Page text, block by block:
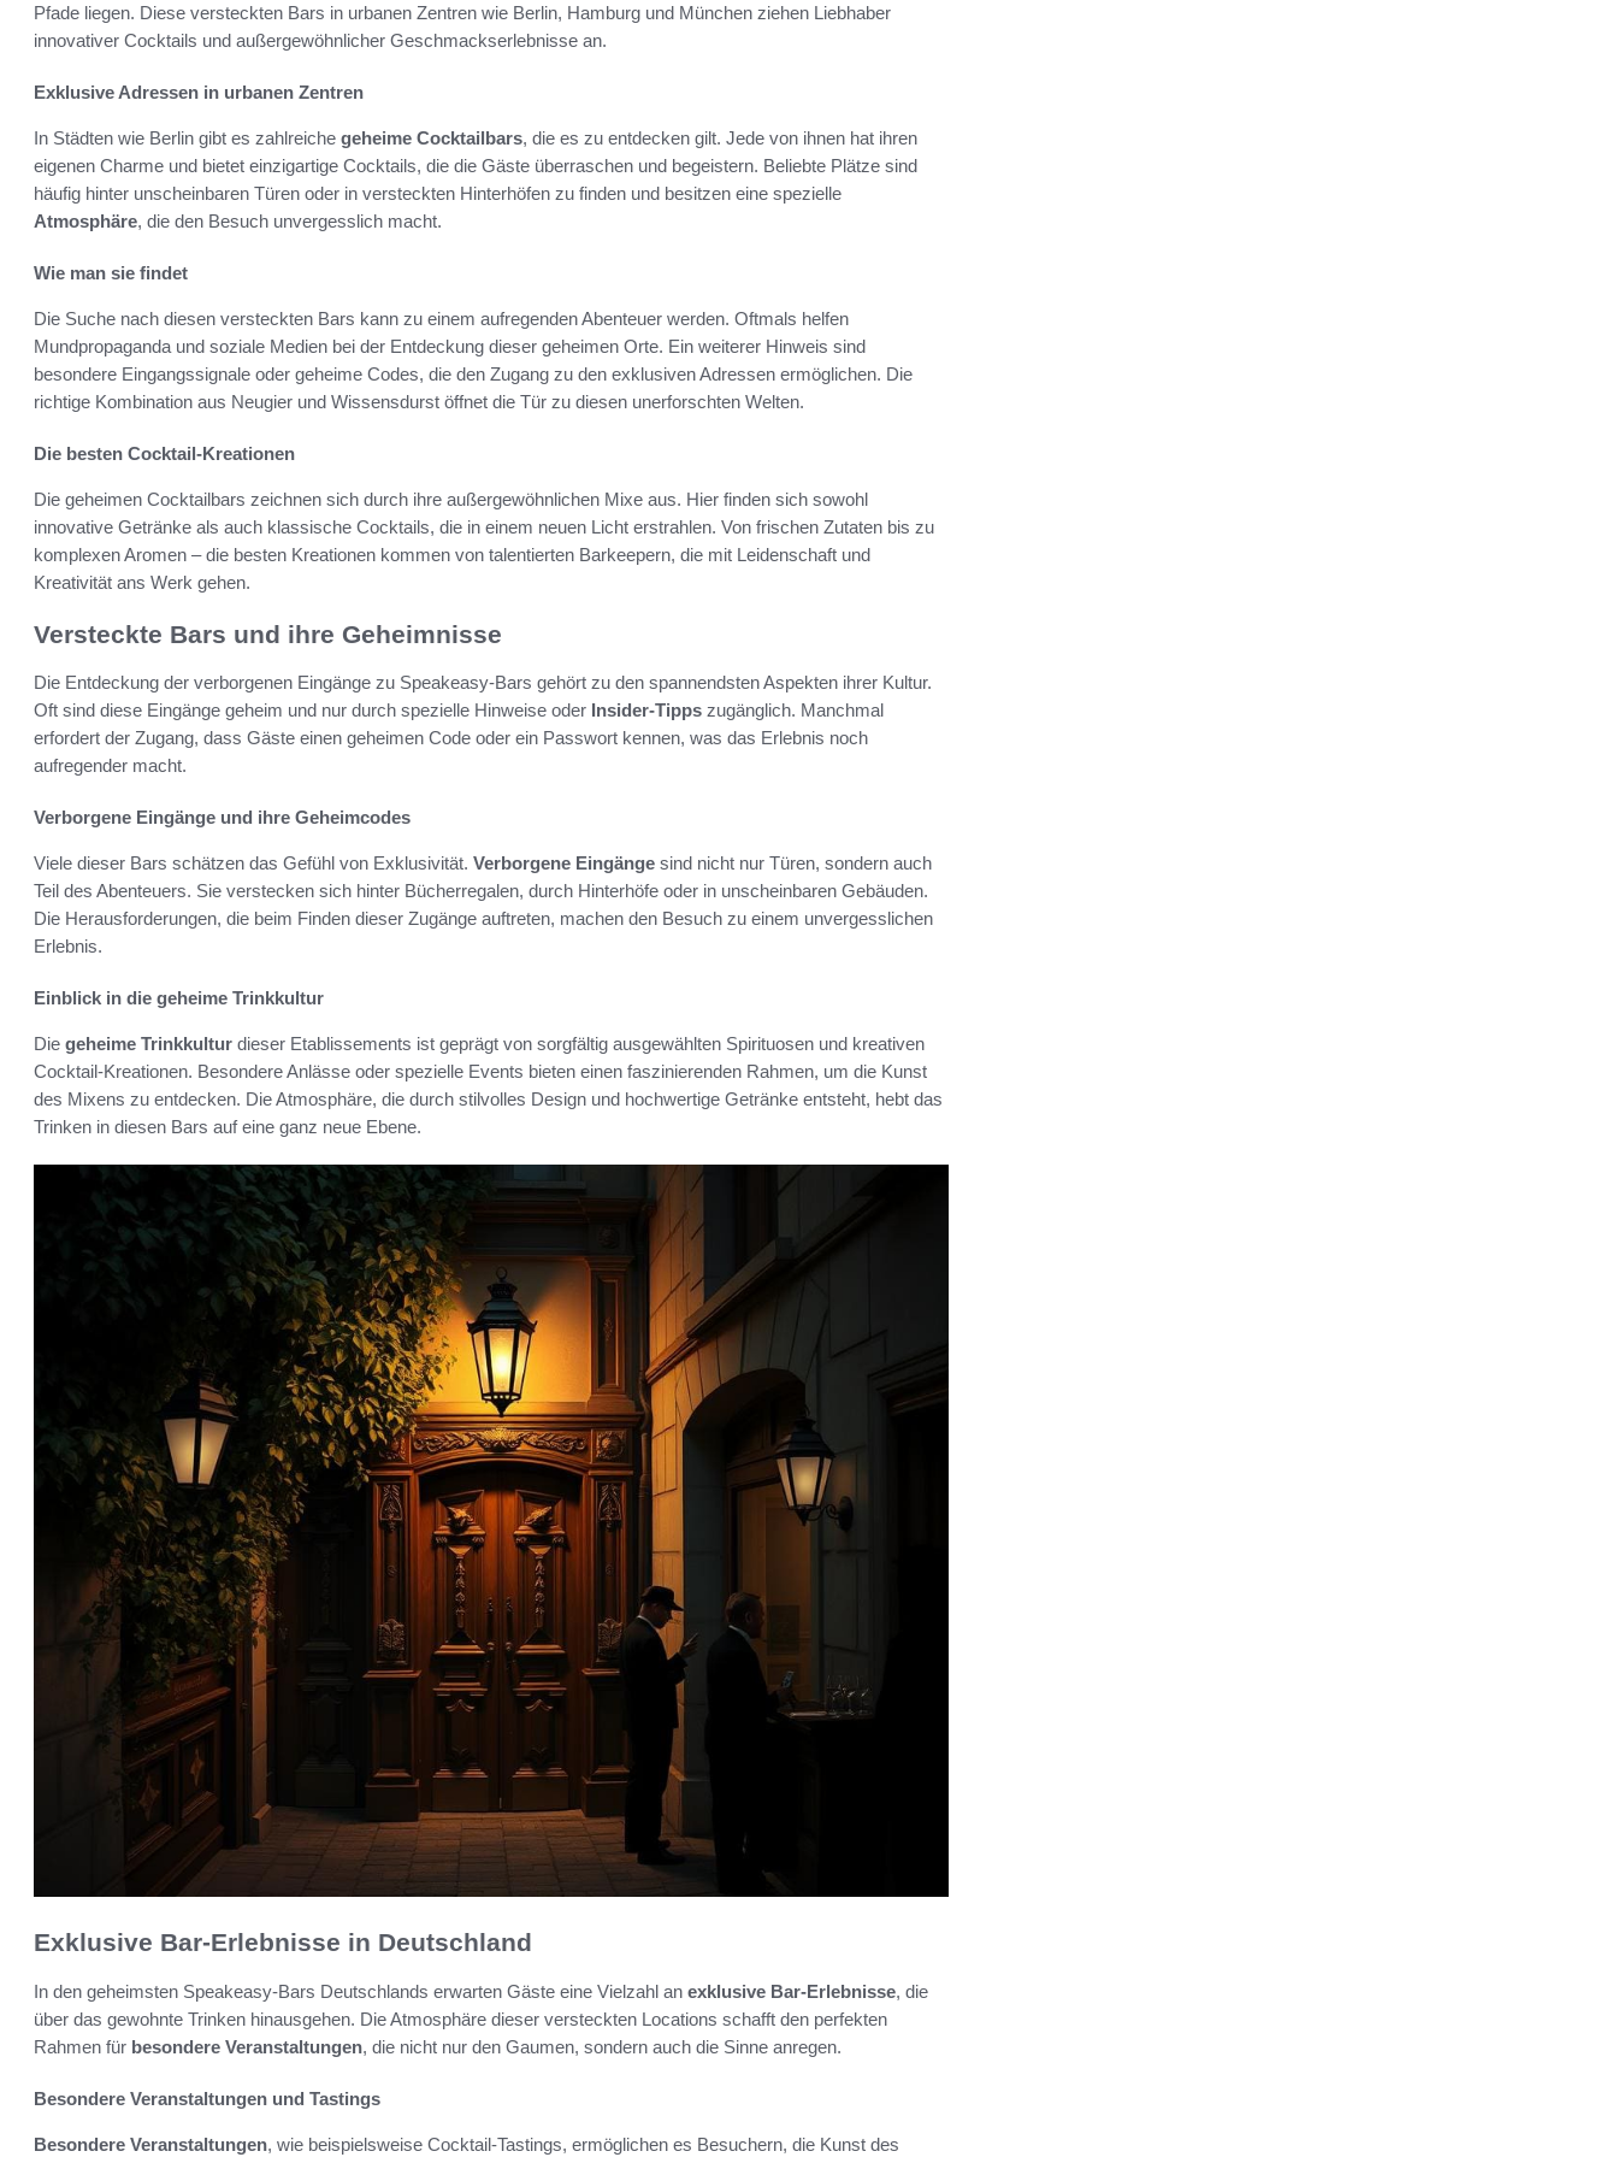
Pfade liegen. Diese versteckten Bars in urbanen Zentren wie Berlin, Hamburg und München ziehen Liebhaber
innovativer Cocktails und außergewöhnlicher Geschmackserlebnisse an.
Exklusive Adressen in urbanen Zentren
In Städten wie Berlin gibt es zahlreiche geheime Cocktailbars, die es zu entdecken gilt. Jede von ihnen hat ihren
eigenen Charme und bietet einzigartige Cocktails, die die Gäste überraschen und begeistern. Beliebte Plätze sind
häufig hinter unscheinbaren Türen oder in versteckten Hinterhöfen zu finden und besitzen eine spezielle
Atmosphäre, die den Besuch unvergesslich macht.
Wie man sie findet
Die Suche nach diesen versteckten Bars kann zu einem aufregenden Abenteuer werden. Oftmals helfen
Mundpropaganda und soziale Medien bei der Entdeckung dieser geheimen Orte. Ein weiterer Hinweis sind
besondere Eingangssignale oder geheime Codes, die den Zugang zu den exklusiven Adressen ermöglichen. Die
richtige Kombination aus Neugier und Wissensdurst öffnet die Tür zu diesen unerforschten Welten.
Die besten Cocktail-Kreationen
Die geheimen Cocktailbars zeichnen sich durch ihre außergewöhnlichen Mixe aus. Hier finden sich sowohl
innovative Getränke als auch klassische Cocktails, die in einem neuen Licht erstrahlen. Von frischen Zutaten bis zu
komplexen Aromen – die besten Kreationen kommen von talentierten Barkeepern, die mit Leidenschaft und
Kreativität ans Werk gehen.
Versteckte Bars und ihre Geheimnisse
Die Entdeckung der verborgenen Eingänge zu Speakeasy-Bars gehört zu den spannendsten Aspekten ihrer Kultur.
Oft sind diese Eingänge geheim und nur durch spezielle Hinweise oder Insider-Tipps zugänglich. Manchmal
erfordert der Zugang, dass Gäste einen geheimen Code oder ein Passwort kennen, was das Erlebnis noch
aufregender macht.
Verborgene Eingänge und ihre Geheimcodes
Viele dieser Bars schätzen das Gefühl von Exklusivität. Verborgene Eingänge sind nicht nur Türen, sondern auch
Teil des Abenteuers. Sie verstecken sich hinter Bücherregalen, durch Hinterhöfe oder in unscheinbaren Gebäuden.
Die Herausforderungen, die beim Finden dieser Zugänge auftreten, machen den Besuch zu einem unvergesslichen
Erlebnis.
Einblick in die geheime Trinkkultur
Die geheime Trinkkultur dieser Etablissements ist geprägt von sorgfältig ausgewählten Spirituosen und kreativen
Cocktail-Kreationen. Besondere Anlässe oder spezielle Events bieten einen faszinierenden Rahmen, um die Kunst
des Mixens zu entdecken. Die Atmosphäre, die durch stilvolles Design und hochwertige Getränke entsteht, hebt das
Trinken in diesen Bars auf eine ganz neue Ebene.
Exklusive Bar-Erlebnisse in Deutschland
In den geheimsten Speakeasy-Bars Deutschlands erwarten Gäste eine Vielzahl an exklusive Bar-Erlebnisse, die
über das gewohnte Trinken hinausgehen. Die Atmosphäre dieser versteckten Locations schafft den perfekten
Rahmen für besondere Veranstaltungen, die nicht nur den Gaumen, sondern auch die Sinne anregen.
Besondere Veranstaltungen und Tastings
Besondere Veranstaltungen, wie beispielsweise Cocktail-Tastings, ermöglichen es Besuchern, die Kunst des